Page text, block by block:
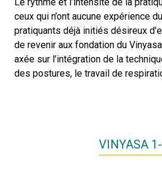
ceux qui n’ont aucune expérience
pratiquants déjà initiés désireux
de revenir aux fondation du
axée sur l’intégration de la
des postures, le travail de
VINYASA